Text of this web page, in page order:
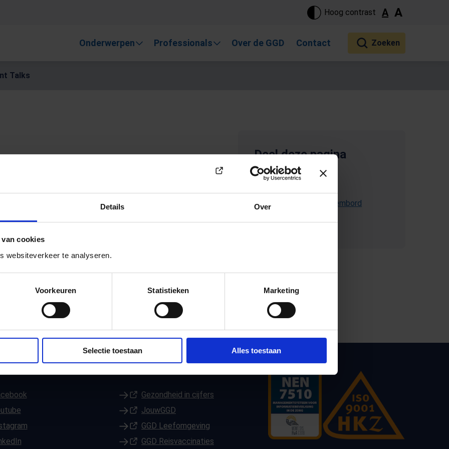
(Opent in een nieuw tabblad)
Details Over
cookies
websiteverkeer te analyseren.
Voorkeuren Statistieken Marketing
Selectie toestaan Alles toestaan
Hoog contrast A A
Onderwerpen Professionals Over de GGD Contact
de pijlen om omhoog en omlaag te gaan naar de gewenste pagina. Touch-apparaat gebruikers, bewegen door aanraking
Talks
Iris Parent
van pubers. Tijdens deze
om met verleidingen? Hoe kun je je kind
maak je met je kind? Binnenkort zijn er
en – Pubers, grenzen en middelen.
Deel deze pagina
E-mail deze pagina
Kopieer link naar klembord
Print deze pagina
een nieuw tabblad)
een nieuw tabblad)
een nieuw tabblad)
een nieuw tabblad)
Gezondheid in cijfers
(Opent in een nieuw tabblad)
JouwGGD
(Opent in een nieuw tabblad)
GGD Leefomgeving
(Opent in een nieuw tabblad)
GGD Reisvaccinaties
(Opent in een nieuw tabblad)